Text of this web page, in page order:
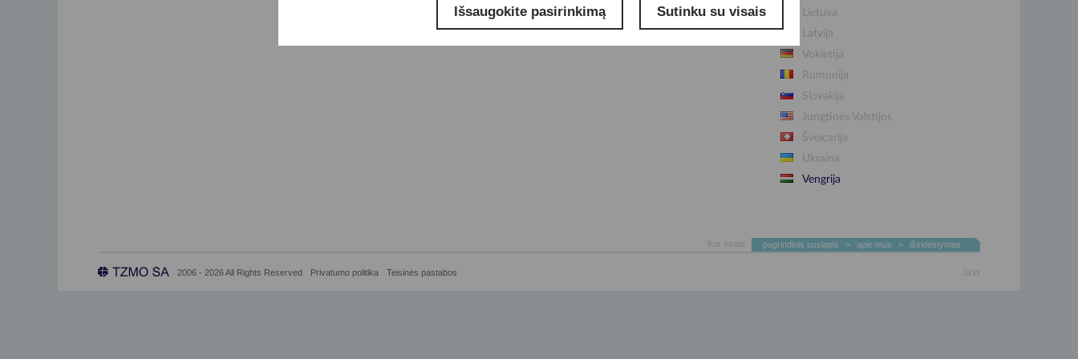
Išsaugokite pasirinkimą Sutinku su visais
Lietuva
Latvija
Vokietija
Rumunija
Slovakija
Jungtinės Valstijos
Šveicarija
Ukraina
Vengrija
pagrindinis puslapis > apie mus > išsidėstymas
Kur esate
2006 - 2026 All Rights Reserved Privatumo politika Teisinės pastabos 3xW